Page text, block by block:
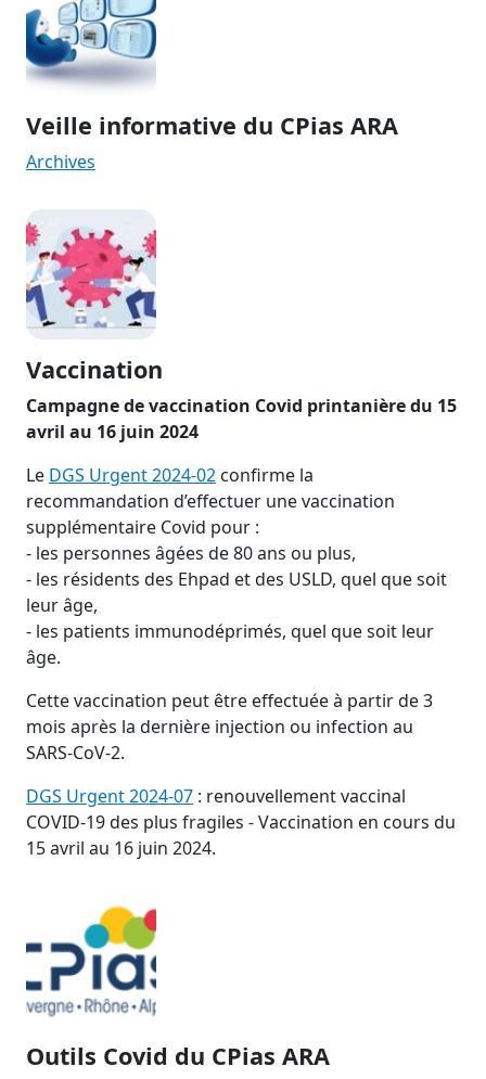
Veille informative du CPias ARA
Archives
Vaccination
Campagne de vaccination Covid printanière du 15
avril au 16 juin 2024
Le DGS Urgent 2024-02 confirme la
recommandation d’effectuer une vaccination
supplémentaire Covid pour :
- les personnes âgées de 80 ans ou plus,
- les résidents des Ehpad et des USLD, quel que soit
leur âge,
- les patients immunodéprimés, quel que soit leur
âge.
Cette vaccination peut être effectuée à partir de 3
mois après la dernière injection ou infection au
SARS-CoV-2.
DGS Urgent 2024-07 : renouvellement vaccinal
COVID-19 des plus fragiles - Vaccination en cours du
15 avril au 16 juin 2024.
Outils Covid du CPias ARA